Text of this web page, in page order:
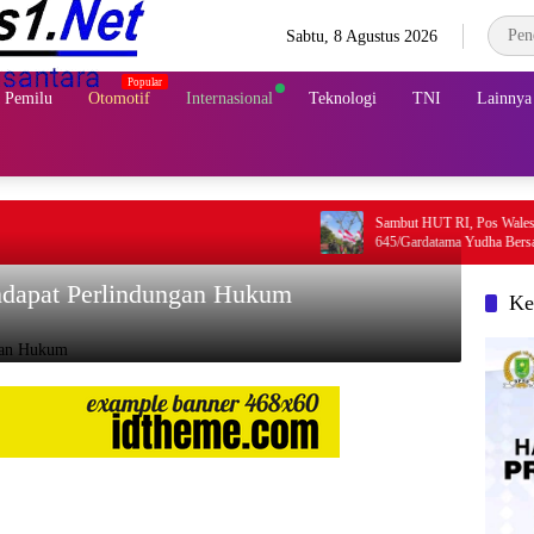
Sabtu, 8 Agustus 2026
Otomotif Internasional Teknologi TNI Lainnya
Sambut HUT RI, Pos Walesi Satgas
645/Gardatama Yudha Bersama Warga,
Merah Putih di Bukit Walesi
Perlindungan Hukum